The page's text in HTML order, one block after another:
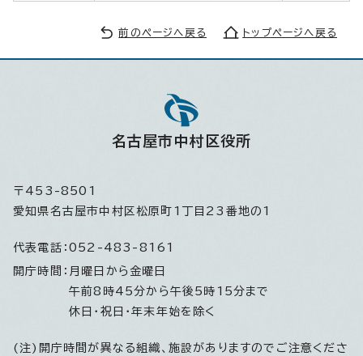
前のページへ戻る トップページへ戻る
名古屋市中村区役所
〒453-8501
愛知県名古屋市中村区松原町1丁目23番地の1
代表電話： 052-483-8161
開庁時間： 月曜日から金曜日
午前8時45分から午後5時15分まで
休日・祝日・年末年始を除く
(注)開庁時間が異なる組織、施設がありますのでご注意くださ